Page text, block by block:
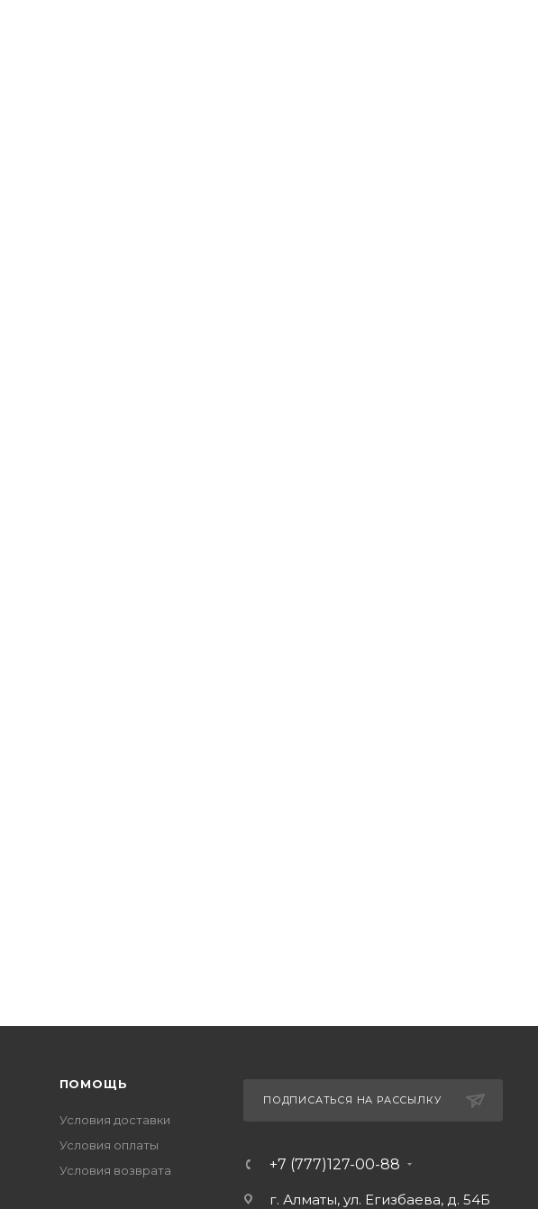
ПОМОЩЬ
Условия доставки
Условия оплаты
Условия возврата
ПОДПИСАТЬСЯ НА РАССЫЛКУ
+7 (777)127-00-88
г. Алматы, ул. Егизбаева, д. 54Б